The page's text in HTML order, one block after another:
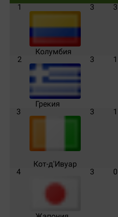
1
Колумбия
3 3
2
Грекия
3 1
3
Кот-д'Ивуар
3 1
4 3 0